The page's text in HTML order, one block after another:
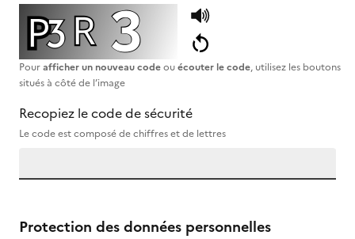
Pourafficher un nouveau codeouécouter le code, utilisez les boutons
situés à côté de l’image
Recopiez le code de sécurité
Le code est composé de chiffres et de lettres
Protection des données personnelles